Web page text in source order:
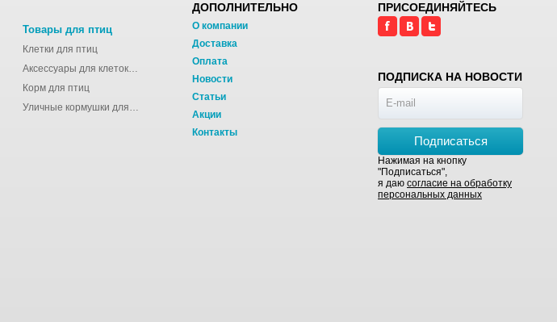
Товары для птиц
Клетки для птиц
Аксессуары для клеток для птиц
Корм для птиц
Уличные кормушки для птиц
ДОПОЛНИТЕЛЬНО
О компании
Доставка
Оплата
Новости
Статьи
Акции
Контакты
ПРИСОЕДИНЯЙТЕСЬ
ПОДПИСКА НА НОВОСТИ
Подписаться
Нажимая на кнопку
"Подписаться",
я даю согласие на обработку
персональных данных